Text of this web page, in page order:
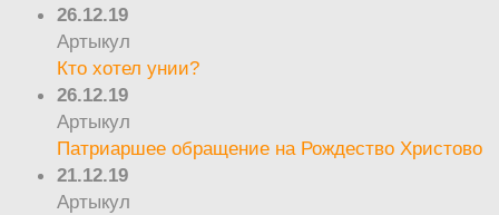
26.12.19
Артыкул
Кто хотел унии?
26.12.19
Артыкул
Патриаршее обращение на Рождество Христово
21.12.19
Артыкул